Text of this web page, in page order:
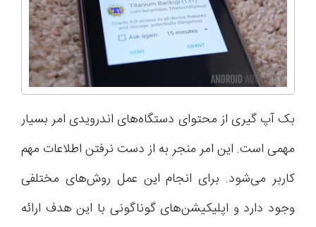
بک آپ گیری از محتوای دستگاه‌های اندرویدی امر بسیار
مهمی است. این امر منجر به از دست نرفتن اطلاعات مهم
کاربر می‌شود. برای انجام این عمل روش‌های مختلفی
وجود دارد و اپلیکیشن‌های گوناگونی با این هدف ارائه